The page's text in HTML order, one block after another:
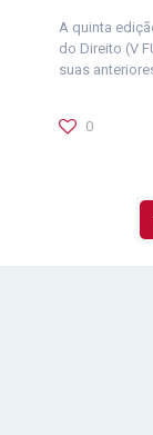
A quinta
do Direito (V
suas
0